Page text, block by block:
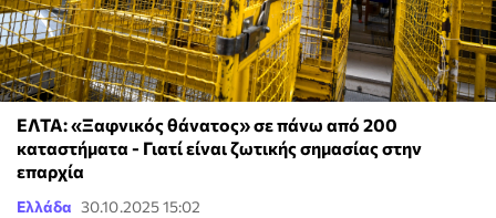
ΕΛΤΑ: «Ξαφνικός θάνατος» σε πάνω από 200
καταστήματα - Γιατί είναι ζωτικής σημασίας στην
επαρχία
Ελλάδα 30.10.2025 15:02